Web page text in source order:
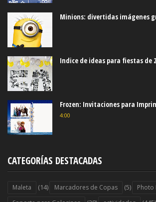
Minions: divertidas imágenes
Indice de ideas para fiestas de
Frozen: Invitaciones para
4:00
CATEGORÍAS DESTACADAS
Maleta (14) Marcadores de Copas (5) Photo